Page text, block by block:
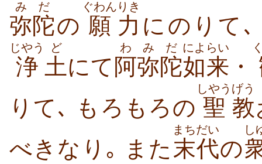
弥陀
みだ
の 願
ぐわん
力
りき
にのりて
浄
じやう
土
ど
にて 阿
わ
弥陀
みだ
如来
によらい
・
りて､ もろもろの 聖
しやう
教
げう
べきなり｡
また 末代
まちだい
の
し